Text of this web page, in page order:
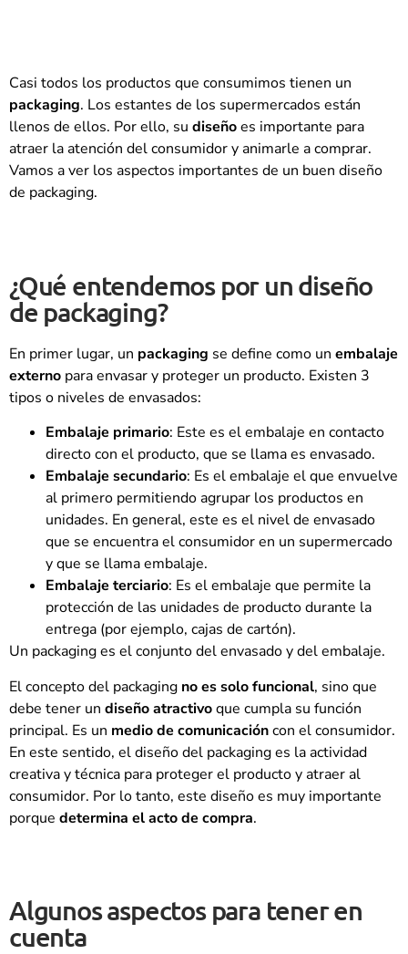
Casi todos los productos que consumimos tienen un
packaging. Los estantes de los supermercados están
llenos de ellos. Por ello, su diseñoes importante para
atraer la atención del consumidor y animarle a comprar.
Vamos a ver los aspectos importantes de un buen diseño
de packaging.
¿Qué entendemos por un diseño
de packaging?
En primer lugar, un packaging se define como un embalaje
externo para envasar y proteger un producto. Existen 3
tipos o niveles de envasados:
Embalaje primario: Este es el embalaje en contacto
directo con el producto, que se llama es envasado.
Embalaje secundario: Es el embalaje el que envuelve
al primero permitiendo agrupar los productos en
unidades. En general, este es el nivel de envasado
que se encuentra el consumidor en un supermercado
y que se llama embalaje.
Embalaje terciario: Es el embalaje que permite la
protección de las unidades de producto durante la
entrega (por ejemplo, cajas de cartón).
Un packaging es el conjunto del envasado y del embalaje.
El concepto del packaging no es solo funcional, sino que
debe tener un diseño atractivoque cumpla su función
principal. Es un medio de comunicacióncon el consumidor.
En este sentido, el diseño del packaging es la actividad
creativa y técnica para proteger el producto y atraer al
consumidor. Por lo tanto, este diseño es muy importante
porque determina el acto de compra.
Algunos aspectos para tener en
cuenta